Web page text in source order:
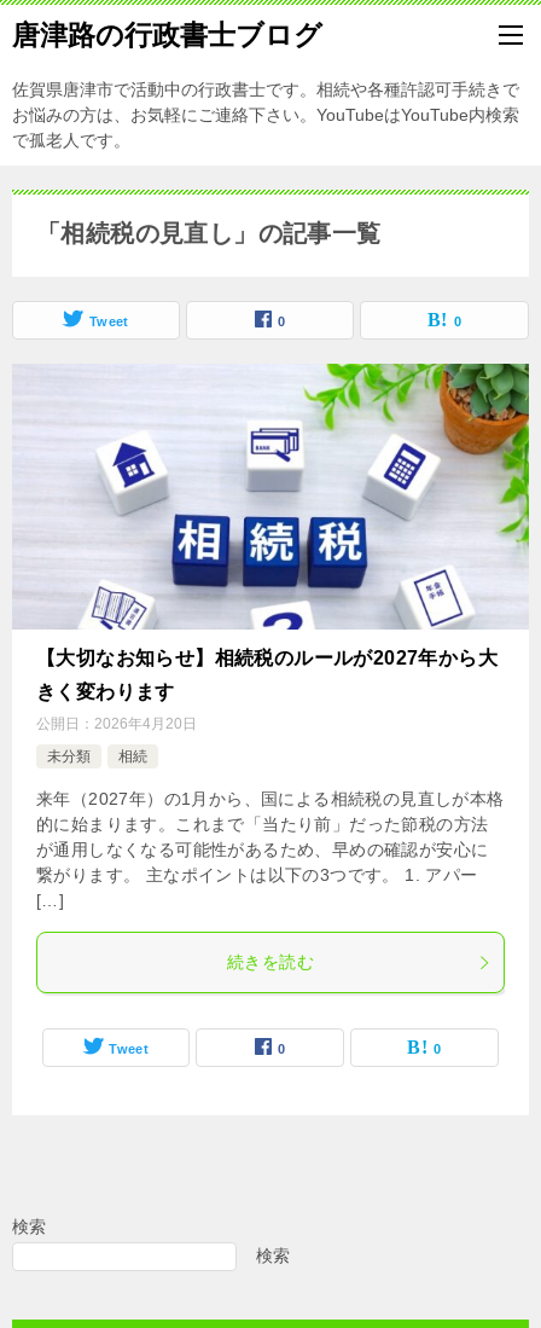
唐津路の行政書士ブログ
佐賀県唐津市で活動中の行政書士です。相続や各種許認可手続きで
お悩みの方は、お気軽にご連絡下さい。YouTubeはYouTube内検索
で孤老人です。
「相続税の見直し」の記事一覧
Tweet 0 0
【大切なお知らせ】相続税のルールが2027年から大
きく変わります
公開日： 2026年4月20日
未分類
相続
来年（2027年）の1月から、国による相続税の見直しが本格
的に始まります。これまで「当たり前」だった節税の方法
が通用しなくなる可能性があるため、早めの確認が安心に
繋がります。 主なポイントは以下の3つです。 1. アパー
[…]
続きを読む
Tweet 0 0
検索
検索